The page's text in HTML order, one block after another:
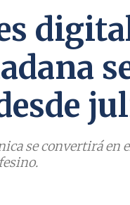
se convertirá en